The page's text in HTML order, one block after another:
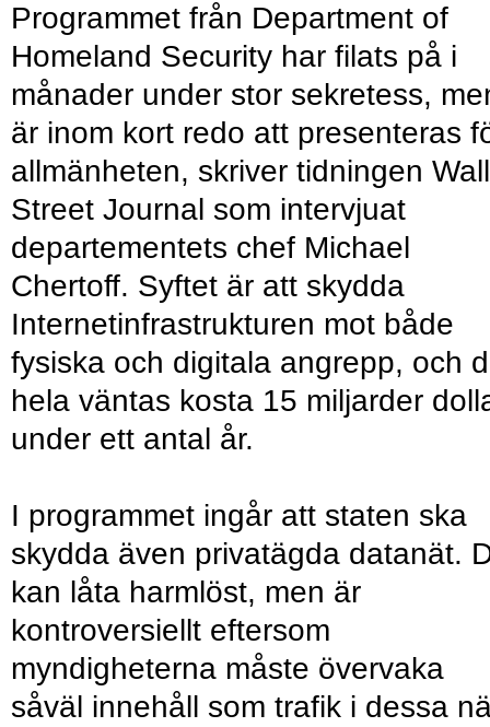
Programmet från Department of
Homeland Security har filats på i
månader under stor sekretess,
är inom kort redo att presenteras
allmänheten, skriver tidningen Wall
Street Journal som intervjuat
departementets chef Michael
Chertoff. Syftet är att skydda
Internetinfrastrukturen mot både
fysiska och digitala angrepp, och
hela väntas kosta 15 miljarder
under ett antal år.
I programmet ingår att staten ska
skydda även privatägda datanät.
kan låta harmlöst, men är
kontroversiellt eftersom
myndigheterna måste övervaka
såväl innehåll som trafik i dessa